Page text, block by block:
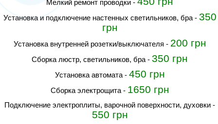
Мелкий ремонт проводки -
Установка и подключение настенных светильников, бра - 350
грн
Установка внутренней розетки/выключателя - 200 грн
Сборка люстр, светильников, бра -350 грн
Установка автомата - 450 грн
Сборка электрощита - 1650 грн
Подключение электроплиты, варочной поверхности, духовки -
550 грн